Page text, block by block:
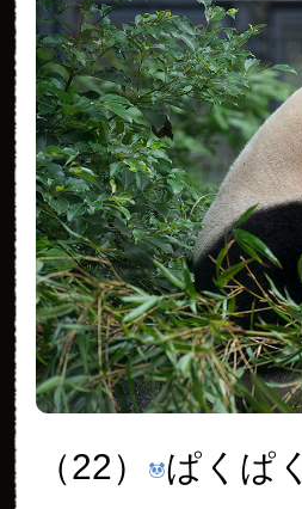
（22） ぱくぱく